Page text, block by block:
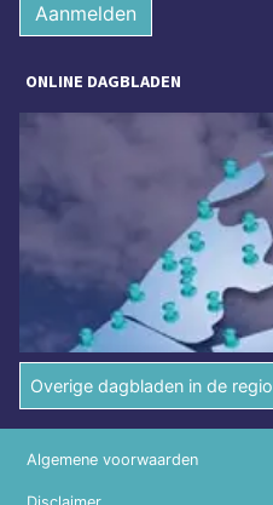
Aanmelden
ONLINE DAGBLADEN
Overige dagbladen in de regio
Algemene voorwaarden